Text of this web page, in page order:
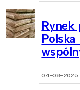
Rynek
Polska
04-08-2026